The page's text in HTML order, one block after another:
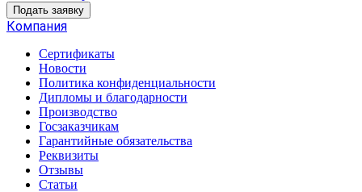
Подать заявку
Компания
Сертификаты
Новости
Политика конфиденциальности
Дипломы и благодарности
Производство
Госзаказчикам
Гарантийные обязательства
Реквизиты
Отзывы
Статьи